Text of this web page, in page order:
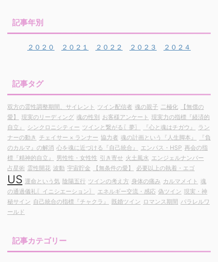
記事年別
２０２０ ２０２１ ２０２２ ２０２３ ２０２４
記事タグ
双方の霊性調整期間、サイレント ツイン配信者 魂の親子 二極化
【無償の
愛】
現実のリーディング 魂の性別 お客様アンケート 現実力の指標『経済的
自立』
シンクロニシティー ツインと繋がる〖夢〗 『心と魂はチガウ』
ラン
ナーの動き チェイサー × ランナー 協力者 魂の計画という『人生脚本』
『負
のカルマ』の解消 心を魂に近づける『自己統合』 エンパス・HSP 再会の指
標『精神的自立』
男性性・女性性 引き寄せ 火土風水 エンジェルナンバー
占星術 霊性開花 波動 宇宙貯金 【無条件の愛】 必要以上の執着・エゴ
US 運命という気 陰陽五行 ツインの考え方 身体の痛み カルマメイト 魂
の通過儀礼〖イニシエーション〗
エネルギー交流・感応 偽ツイン 現実・神
秘サイン 自己統合の指標『チャクラ』 既婚ツイン ロマンス期間 パラレルワ
ールド
記事カテゴリー